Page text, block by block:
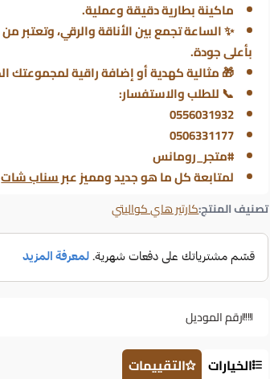
ماكينة بطارية دقيقة وعملية.
✨ الساعة تجمع بين الأناقة والرقي، وتعتبر
بأعلى جودة.
🎁 مثالية كهدية أو إضافة راقية لمجموعتك
📞 للطلب والاستفسار:
0556031932
0506331177
#متجر_رومانس
لمتابعة كل ما هو جديد ومميز عبرسناب شات
تصنيف المنتج:كارتير هاي كواليتي
رقم الموديل
الخيارات التقييمات